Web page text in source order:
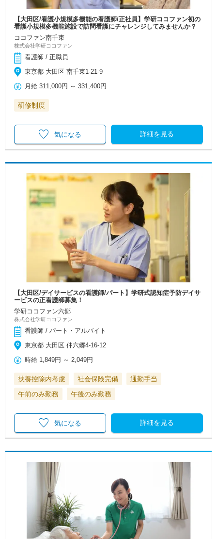
【大田区/看護小規模多機能の看護師/正社員】学研ココファン初の
看護小規模多機能施設で訪問看護にチャレンジしてみませんか？
ココファン南千束
株式会社学研ココファン
看護師 / 正職員
東京都 大田区 南千束1-21-9
月給 311,000円 ～331,400円
研修制度
詳細を見る
気になる
【大田区/デイサービスの看護師/パート】学研式認知症予防デイサ
ービスの正看護師募集！
学研ココファン六郷
株式会社学研ココファン
看護師 / パート・アルバイト
東京都 大田区 仲六郷4-16-12
時給 1,849円 ～ 2,049円
扶養控除内考慮 社会保険完備
通勤手当
午前のみ勤務
午後のみ勤務
詳細を見る
気になる